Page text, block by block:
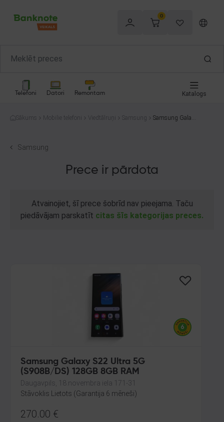
0
Telefoni Datori Remontam Katalogs
Sākums Mobilie telefoni Viedtālruņi Samsung
Samsung Galaxy
Samsung
Prece ir pārdota
Atvainojiet, šī prece šobrīd nav pieejama. Taču
piedāvājam parskatīt citas šīs kategorijas preces.
Samsung Galaxy S22 Ultra 5G
(S908B/DS) 128GB 8GB RAM
Daugavpils, 18.novembra iela 171-31
Stāvoklis Lietots (Garantija 6 mēneši)
270.00 €